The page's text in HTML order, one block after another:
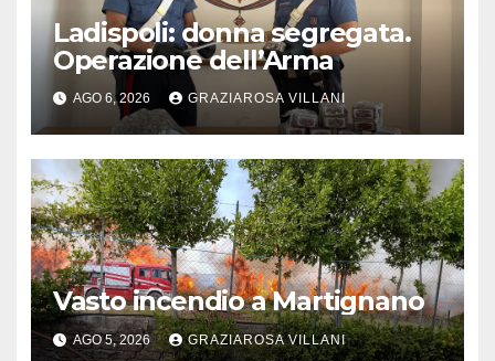
Ladispoli: donna segregata.
Operazione dell’Arma
AGO 6, 2026 GRAZIAROSA VILLANI
Vasto incendio a Martignano
AGO 5, 2026 GRAZIAROSA VILLANI